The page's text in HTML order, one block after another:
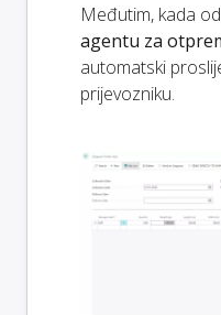
Međutim, kada
agentu za
automatski
prijevozniku.